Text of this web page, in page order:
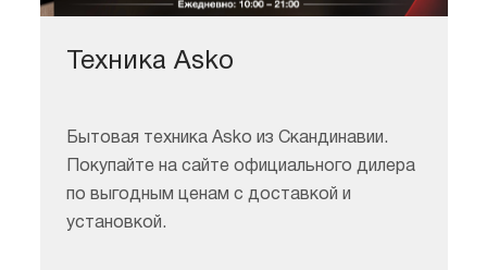
Asko Professional
Шоу-рум
Техника Asko
Бытовая техника Asko из Скандинавии.
Покупайте на сайте официального дилера
по выгодным ценам с доставкой и
установкой.